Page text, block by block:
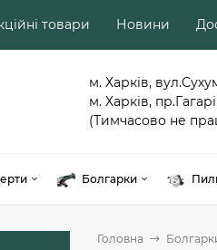
товари Новини
м. Харків,
м. Харків,
(Тимчасово не
Болгарки
Головна